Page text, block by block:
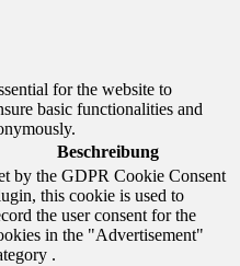
for the website to
basic functionalities and
Beschreibung
by the GDPR Cookie Consent
this cookie is used to
the user consent for the
in the "Advertisement"
.